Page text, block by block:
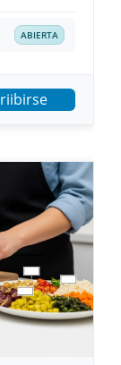
ABIERTA